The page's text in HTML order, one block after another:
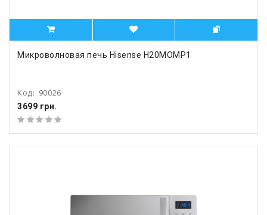
Микроволновая печь Hisense H20MOMP1
Код: 90026
3699 грн.